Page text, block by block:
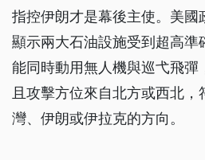
指控伊朗才是幕後主使。美國
顯示兩大石油設施受到超高準
能同時動用無人機與巡弋飛彈
且攻擊方位來自北方或西北
灣、伊朗或伊拉克的方向。